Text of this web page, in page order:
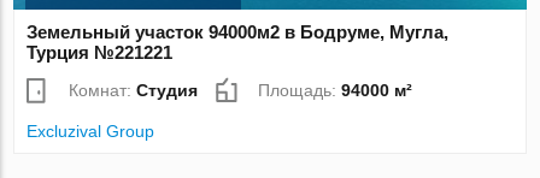
Земельный участок 94000м2 в Бодруме, Мугла,
Турция №221221
Комнат:Студия Площадь:94000 м²
Excluzival Group